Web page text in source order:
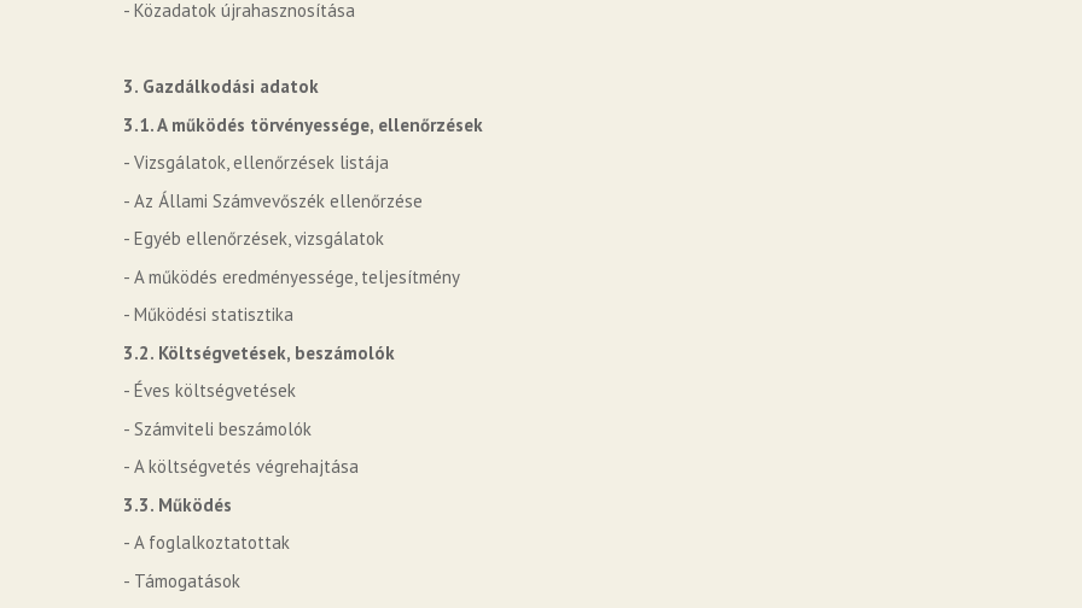
- Közadatok újrahasznosítása
3. Gazdálkodási adatok
3.1. A működés törvényessége, ellenőrzések
- Vizsgálatok, ellenőrzések listája
- Az Állami Számvevőszék ellenőrzése
- Egyéb ellenőrzések, vizsgálatok
- A működés eredményessége, teljesítmény
- Működési statisztika
3.2. Költségvetések, beszámolók
- Éves költségvetések
- Számviteli beszámolók
- A költségvetés végrehajtása
3.3. Működés
- A foglalkoztatottak
- Támogatások